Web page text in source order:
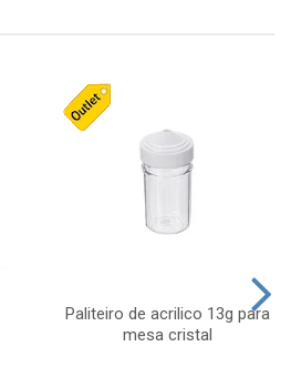
Paliteiro de acrilico 13g para
mesa cristal